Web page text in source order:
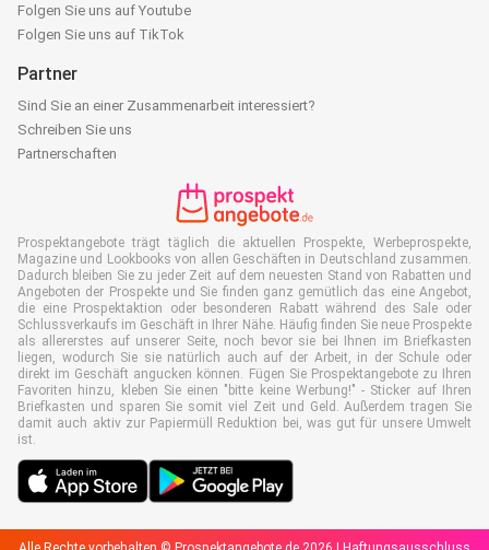
Folgen Sie uns auf Youtube
Folgen Sie uns auf TikTok
Partner
Sind Sie an einer Zusammenarbeit interessiert?
Schreiben Sie uns
Partnerschaften
Prospektangebote trägt täglich die aktuellen Prospekte, Werbeprospekte,
Magazine und Lookbooks von allen Geschäften in Deutschland zusammen.
Dadurch bleiben Sie zu jeder Zeit auf dem neuesten Stand von Rabatten und
Angeboten der Prospekte und Sie finden ganz gemütlich das eine Angebot,
die eine Prospektaktion oder besonderen Rabatt während des Sale oder
Schlussverkaufs im Geschäft in Ihrer Nähe. Häufig finden Sie neue Prospekte
als allererstes auf unserer Seite, noch bevor sie bei Ihnen im Briefkasten
liegen, wodurch Sie sie natürlich auch auf der Arbeit, in der Schule oder
direkt im Geschäft angucken können. Fügen Sie Prospektangebote zu Ihren
Favoriten hinzu, kleben Sie einen "bitte keine Werbung!" - Sticker auf Ihren
Briefkasten und sparen Sie somit viel Zeit und Geld. Außerdem tragen Sie
damit auch aktiv zur Papiermüll Reduktion bei, was gut für unsere Umwelt
ist.